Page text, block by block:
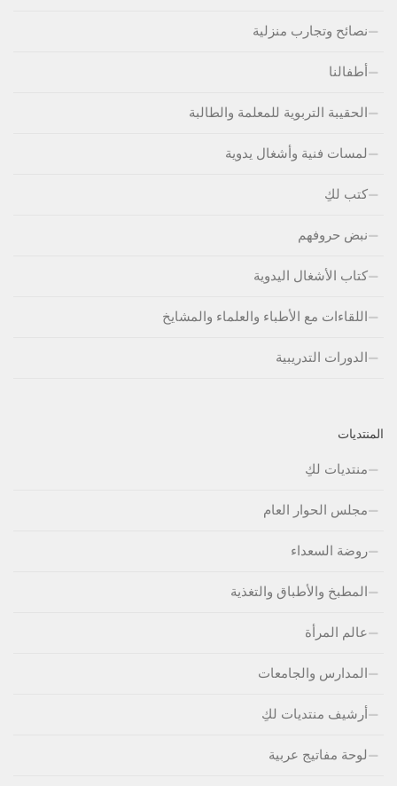
نصائح وتجارب منزلية
أطفالنا
الحقيبة التربوية للمعلمة والطالبة
لمسات فنية وأشغال يدوية
كتب لكِ
نبض حروفهم
كتاب الأشغال اليدوية
اللقاءات مع الأطباء والعلماء والمشايخ
الدورات التدريبية
المنتديات
منتديات لكِ
مجلس الحوار العام
روضة السعداء
المطبخ والأطباق والتغذية
عالم المرأة
المدارس والجامعات
أرشيف منتديات لكِ
لوحة مفاتيج عربية